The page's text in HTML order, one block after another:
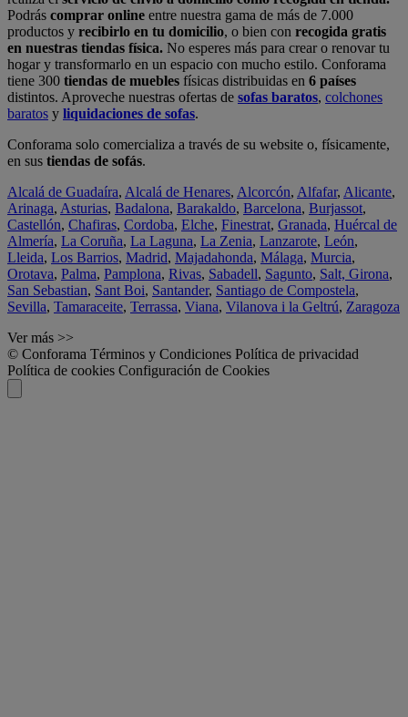
Podrás comprar online entre nuestra gama de más de 7.000
productos y recibirlo en tu domicilio, o bien con recogida gratis
en nuestras tiendas física. No esperes más para crear o renovar tu
hogar y transformarlo en un espacio con mucho estilo. Conforama
tiene 300 tiendas de muebles físicas distribuidas en 6 países
distintos. Aproveche nuestras ofertas de sofas baratos, colchones
baratos y liquidaciones de sofas.
Conforama solo comercializa a través de su website o, físicamente,
en sus tiendas de sofás.
Alcalá de Guadaíra, Alcalá de Henares, Alcorcón, Alfafar, Alicante,
Arinaga, Asturias, Badalona, Barakaldo, Barcelona, Burjassot,
Castellón, Chafiras, Cordoba, Elche, Finestrat, Granada, Huércal de
Almería, La Coruña, La Laguna, La Zenia, Lanzarote, León,
Lleida, Los Barrios, Madrid, Majadahonda, Málaga, Murcia,
Orotava, Palma, Pamplona, Rivas, Sabadell, Sagunto, Salt, Girona,
San Sebastian, Sant Boi, Santander, Santiago de Compostela,
Sevilla, Tamaraceite, Terrassa, Viana, Vilanova i la Geltrú, Zaragoza
Ver más >>
© Conforama Términos y Condiciones Política de privacidad
Política de cookies Configuración de Cookies